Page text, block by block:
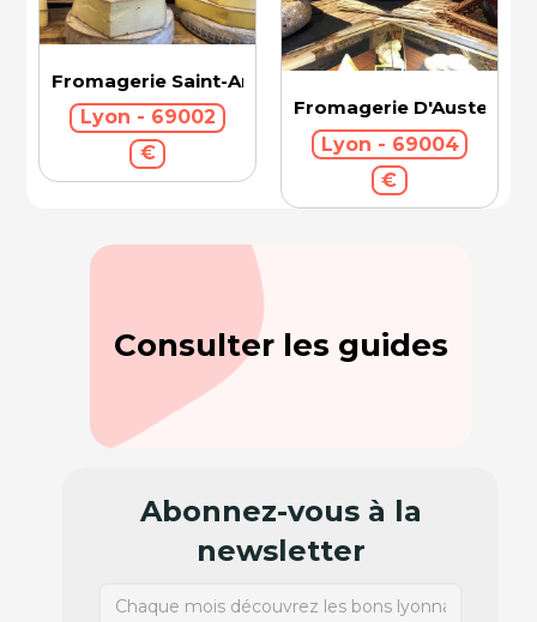
Fromagerie Saint-Antoine
Lyon - 69002
€
Fromagerie D'Austerlitz
Lyon - 69004
€
Consulter les guides
Abonnez-vous à la
newsletter